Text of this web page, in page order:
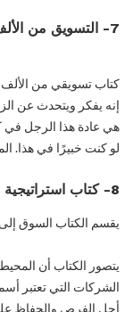
7- التسويق من الألف إلى الياء | فيليب كوتلر.
كتاب تسويقي من الألف
إنه يفكر ويتحدث عن
هي عادة هذا الرجل في
لو كنت خبيرًا في هذا.
8- كتاب استراتيجية المحيط الأزرق | بقلم دبليو تشان كيم.
يقسم الكتاب السوق
يتصور الكتاب أن
الشركات التي تعتبر
أجل الفرص والحفاظ على